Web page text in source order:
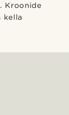
Kroonide
kella